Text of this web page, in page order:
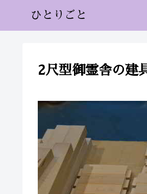
ひとりごと
2尺型御霊舎の建